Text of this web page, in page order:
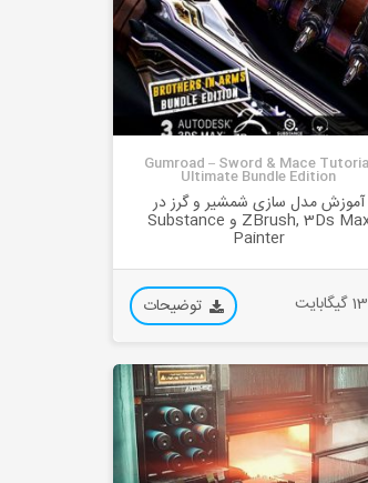
Gumroad – Sword & Mace
Ultimate Bundle Edition
آموزش مدل سازی شمشیر و گرز در
ZBrush, 3Ds Max و Substance
Painter
13 گیگابایت توضیحات